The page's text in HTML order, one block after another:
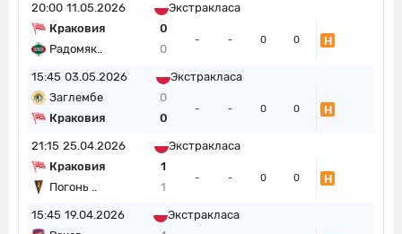
20:00 11.05.2026
Экстракласа
Краковия
0
Радомяк..
0
- - 0 0 Н
15:45 03.05.2026
Экстракласа
Заглембе
0
Краковия
0
- - 0 0 Н
21:15 25.04.2026
Экстракласа
Краковия
1
Погонь ..
1
- - 0 0 Н
15:45 19.04.2026
Экстракласа